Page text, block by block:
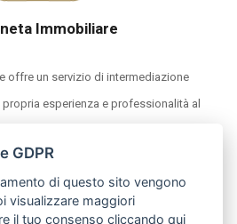
Immobiliare
offre un servizio di intermediazione
esperienza e professionalità al
04683000485
GDPR
di questo sito vengono
visualizzare maggiori
il tuo consenso cliccando qui